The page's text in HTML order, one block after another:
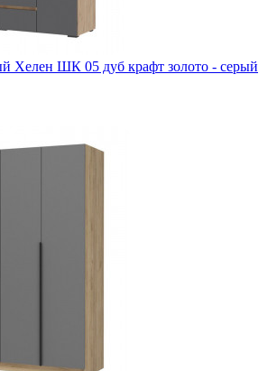
Хелен ШК 05 дуб крафт золото - серый